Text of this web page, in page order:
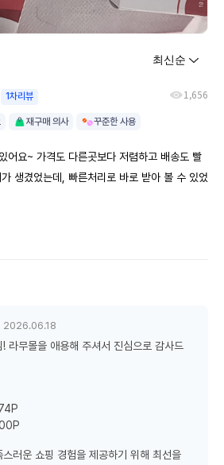
1차리뷰 1,656
재구매 의사 꾸준한 사용
어요~ 가격도 다른곳보다 저렴하고 배송도 빨
생겼었는데, 빠른처리로 바로 받아 볼 수 있었
2026.06.18
라무몰을 애용해 주셔서 진심으로 감사드
스러운 쇼핑 경험을 제공하기 위해 최선을